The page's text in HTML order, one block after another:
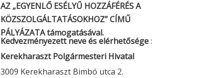
AZ „EGYENLŐ ESÉLYŰ HOZZÁFÉRÉS A
KÖZSZOLGÁLTATÁSOKHOZ” CÍMŰ
PÁLYÁZATA támogatásával.
Kedvezményezett neve és elérhetősége:
Kerekharaszt Polgármesteri Hivatal
3009 Kerekharaszt Bimbó utca 2.